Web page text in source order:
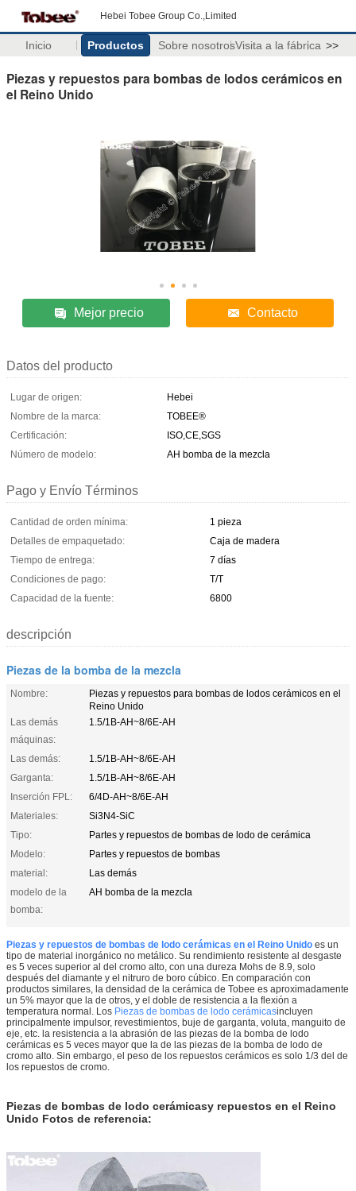
Hebei Tobee Group Co.,Limited
Inicio Productos Sobre nosotrosVisita a la fábrica >>
Piezas y repuestos para bombas de lodos cerámicos en
el Reino Unido
Mejor precio Contacto
Datos del producto
Lugar de origen:
Hebei
Nombre de la marca:
TOBEE®
Certificación:
ISO,CE,SGS
Número de modelo:
AH bomba de la mezcla
Pago y Envío Términos
Cantidad de orden mínima:
1 pieza
Detalles de empaquetado:
Caja de madera
Tiempo de entrega:
7 días
Condiciones de pago:
T/T
Capacidad de la fuente:
6800
descripción
Piezas de la bomba de la mezcla
Nombre:
Piezas y repuestos para bombas de lodos cerámicos en el
Reino Unido
Las demás
máquinas:
1.5/1B-AH~8/6E-AH
Las demás:
1.5/1B-AH~8/6E-AH
Garganta:
1.5/1B-AH~8/6E-AH
Inserción FPL:
6/4D-AH~8/6E-AH
Materiales:
Si3N4-SiC
Tipo:
Partes y repuestos de bombas de lodo de cerámica
Modelo:
Partes y repuestos de bombas
material:
Las demás
modelo de la
bomba:
AH bomba de la mezcla
Piezas y repuestos de bombas de lodo cerámicas en el Reino Unido es un
tipo de material inorgánico no metálico. Su rendimiento resistente al desgaste
es 5 veces superior al del cromo alto, con una dureza Mohs de 8.9, solo
después del diamante y el nitruro de boro cúbico. En comparación con
productos similares, la densidad de la cerámica de Tobee es aproximadamente
un 5% mayor que la de otros, y el doble de resistencia a la flexión a
temperatura normal. Los Piezas de bombas de lodo cerámicasincluyen
principalmente impulsor, revestimientos, buje de garganta, voluta, manguito de
eje, etc. la resistencia a la abrasión de las piezas de la bomba de lodo
cerámicas es 5 veces mayor que la de las piezas de la bomba de lodo de
cromo alto. Sin embargo, el peso de los repuestos cerámicos es solo 1/3 del de
los repuestos de cromo.
Piezas de bombas de lodo cerámicasy repuestos en el Reino
Unido Fotos de referencia: